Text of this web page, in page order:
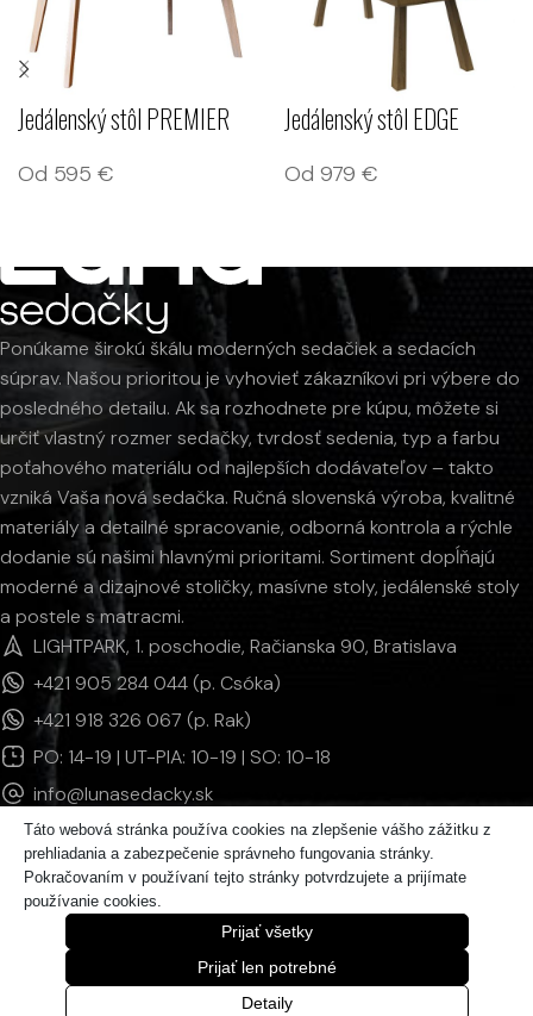
Jedálenský stôl PREMIER
Od 595 €
Jedálenský stôl EDGE
Od 979 €
Ponúkame širokú škálu moderných sedačiek a sedacích
súprav. Našou prioritou je vyhovieť zákazníkovi pri výbere do
posledného detailu. Ak sa rozhodnete pre kúpu, môžete si
určiť vlastný rozmer sedačky, tvrdosť sedenia, typ a farbu
poťahového materiálu od najlepších dodávateľov – takto
vzniká Vaša nová sedačka. Ručná slovenská výroba, kvalitné
materiály a detailné spracovanie, odborná kontrola a rýchle
dodanie sú našimi hlavnými prioritami. Sortiment dopĺňajú
moderné a dizajnové stoličky, masívne stoly, jedálenské stoly
a postele s matracmi.
LIGHTPARK, 1. poschodie, Račianska 90, Bratislava
+421 905 284 044 (p. Csóka)
+421 918 326 067 (p. Rak)
PO: 14-19 | UT-PIA: 10-19 | SO: 10-18
info@lunasedacky.sk
INFORMÁCIE
KATEGÓRIE PRODUKTOV
© 2011 - 2026 LUNAsedačky | Všetky práva vyhradené.
Táto webová stránka používa cookies na zlepšenie vášho zážitku z
prehliadania a zabezpečenie správneho fungovania stránky.
Pokračovaním v používaní tejto stránky potvrdzujete a prijímate
používanie cookies.
Prijať všetky
Prijať len potrebné
Detaily